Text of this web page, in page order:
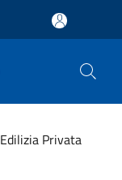
Edilizia Privata